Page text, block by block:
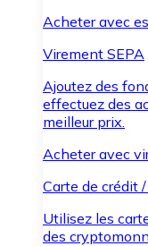
Acheter avec
Virement SEPA
Ajoutez des
effectuez des
meilleur prix.
Acheter avec
Carte de crédit
Utilisez les
des